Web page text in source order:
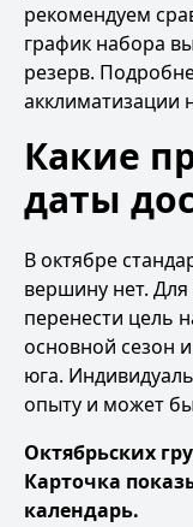
рекомендуем
график набора
резерв.
акклиматизации
Какие
даты
В октябре
вершину нет.
перенести цель
основной сезон
юга.
опыту и может
Октябрьских
Карточка
календарь.